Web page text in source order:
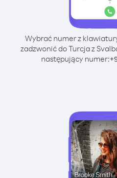
Wybrać numer z
zadzwonić do Turcja z
następujący numer:+